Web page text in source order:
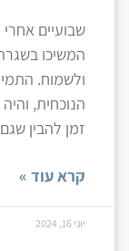
המשיכו
ולשמוח.
הנוכחית,
זמן להבין
קרא עוד »
יוני 16, 2024